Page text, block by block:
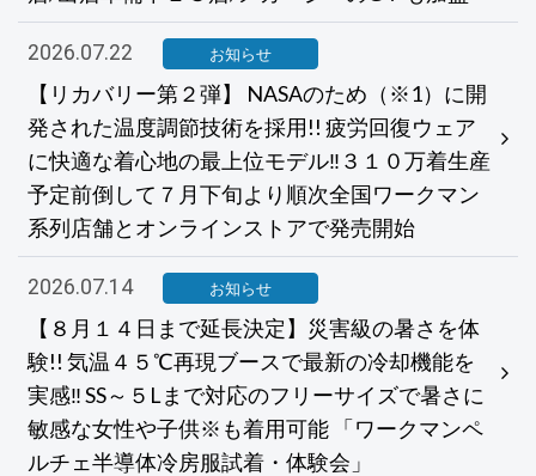
2026.07.22 お知らせ
【リカバリー第２弾】 NASAのため（※1）に開
発された温度調節技術を採用!! 疲労回復ウェア
に快適な着心地の最上位モデル‼３１０万着生産
予定前倒して７月下旬より順次全国ワークマン
系列店舗とオンラインストアで発売開始
2026.07.14 お知らせ
【８月１４日まで延長決定】災害級の暑さを体
験!! 気温４５℃再現ブースで最新の冷却機能を
実感‼ SS～５Lまで対応のフリーサイズで暑さに
敏感な女性や子供※も着用可能 「ワークマンペ
ルチェ半導体冷房服試着・体験会」